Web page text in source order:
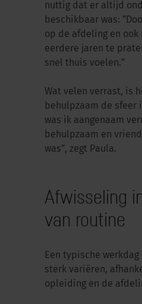
nuttig dat er altijd
beschikbaar was:
op de afdeling en
eerdere jaren te
snel thuis voelen.”
Wat velen verrast, is
behulpzaam de sfeer
was ik aangenaam
behulpzaam en
was”, zegt Paula.
Afwisseling
van routine
Een typische
sterk variëren,
opleiding en de